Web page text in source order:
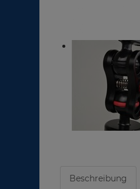
Beschreibung